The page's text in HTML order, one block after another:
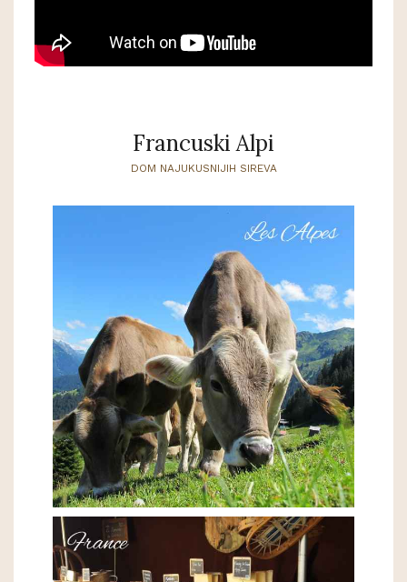
Francuski Alpi
DOM NAJUKUSNIJIH SIREVA